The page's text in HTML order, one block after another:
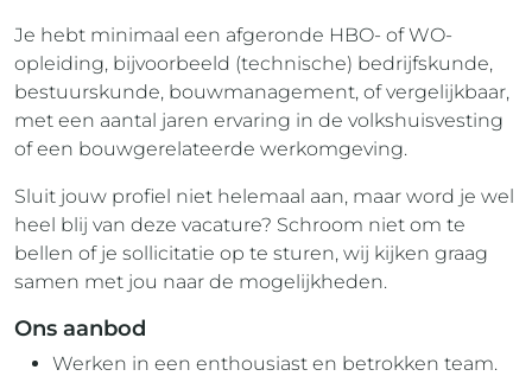
Je hebt minimaal een afgeronde HBO- of WO-
opleiding, bijvoorbeeld (technische) bedrijfskunde,
bestuurskunde, bouwmanagement, of vergelijkbaar,
met een aantal jaren ervaring in de volkshuisvesting
of een bouwgerelateerde werkomgeving.
Sluit jouw profiel niet helemaal aan, maar word je wel
heel blij van deze vacature? Schroom niet om te
bellen of je sollicitatie op te sturen, wij kijken graag
samen met jou naar de mogelijkheden.
Ons aanbod
Werken in een enthousiast en betrokken team.